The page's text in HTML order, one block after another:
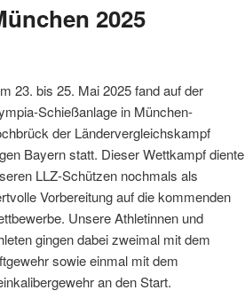
2025
23. bis 25. Mai 2025 fand auf der
Schießanlage in München-
der Ländervergleichskampf
Bayern statt. Dieser Wettkampf diente
LLZ-Schützen nochmals als
Vorbereitung auf die kommenden
Unsere Athletinnen und
gingen dabei zweimal mit dem
sowie einmal mit dem
an den Start.